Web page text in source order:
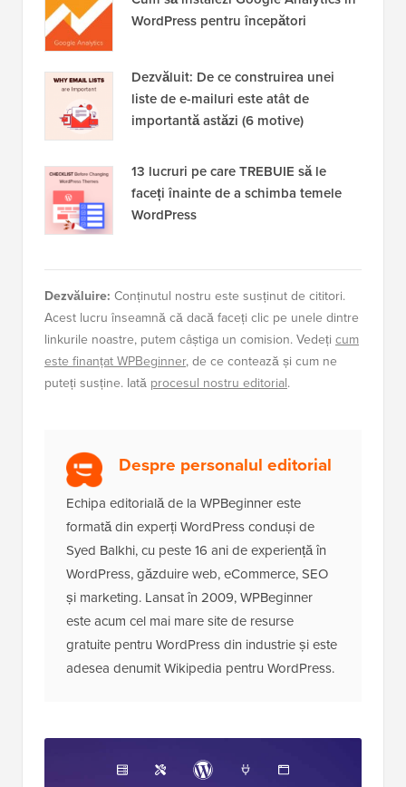
WordPress pentru începători
Dezvăluit: De ce construirea unei
liste de e-mailuri este atât de
importantă astăzi (6 motive)
13 lucruri pe care TREBUIE să le
faceți înainte de a schimba temele
WordPress
Dezvăluire: Conținutul nostru este susținut de cititori.
Acest lucru înseamnă că dacă faceți clic pe unele dintre
linkurile noastre, putem câștiga un comision. Vedeți cum
este finanțat WPBeginner, de ce contează și cum ne
puteți susține. Iată procesul nostru editorial.
Despre personalul editorial
Echipa editorială de la WPBeginner este
formată din experți WordPress conduși de
Syed Balkhi, cu peste 16 ani de experiență în
WordPress, găzduire web, eCommerce, SEO
și marketing. Lansat în 2009, WPBeginner
este acum cel mai mare site de resurse
gratuite pentru WordPress din industrie și este
adesea denumit Wikipedia pentru WordPress.